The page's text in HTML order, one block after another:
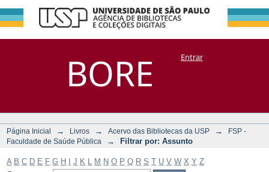
BORE
Filtrar por:
Assunto
DSpace/Manakin + CoriscoEntrar
Página Inicial → Livros → Acervo das Bibliotecas da USP →
FSP -
Faculdade de Saúde Pública
→ Filtrar por: Assunto
A B C D E F G H J K M N O P Q R S T U V W X Y Z